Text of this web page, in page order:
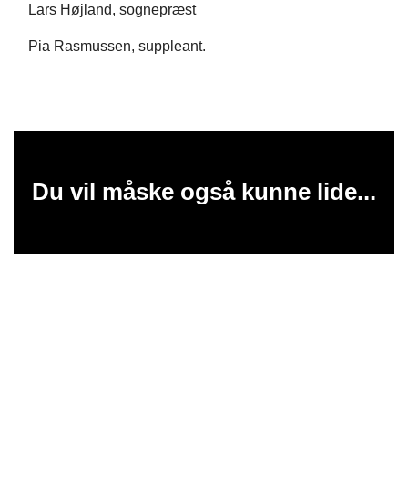
Lars Højland, sognepræst
Pia Rasmussen, suppleant.
Du vil måske også kunne lide...